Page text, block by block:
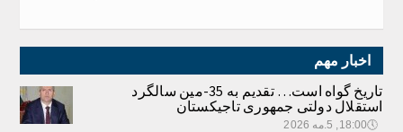
اخبار مهم
تاریخ گواه است… تقدیم به 35-مین سالگرد
استقلال دولتی جمهوری تاجیکستان
🕔18:00, 5.مه 2026